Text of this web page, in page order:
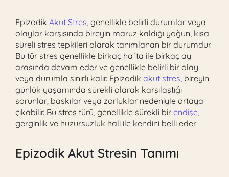
Epizodik Akut Stres , genellikle belirli durumlar veya
olaylar karşısında bireyin maruz kaldığı yoğun, kısa
süreli stres tepkileri olarak tanımlanan bir durumdur.
Bu tür stres genellikle birkaç hafta ile birkaç ay
arasında devam eder ve genellikle belirli bir olay
veya durumla sınırlı kalır. Epizodik akut stres , bireyin
günlük yaşamında sürekli olarak karşılaştığı
sorunlar, baskılar veya zorluklar nedeniyle ortaya
çıkabilir. Bu stres türü, genellikle sürekli bir endişe
gerginlik ve huzursuzluk hali ile kendini belli eder.
Epizodik Akut Stresin Tanımı